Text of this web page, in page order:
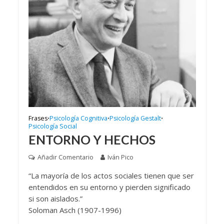
Frases•Psicología Cognitiva•Psicología Gestalt•
Psicología Social
ENTORNO Y HECHOS
Añadir Comentario Iván Pico
“La mayoría de los actos sociales tienen que ser
entendidos en su entorno y pierden significado
si son aislados.”
Soloman Asch (1907-1996)